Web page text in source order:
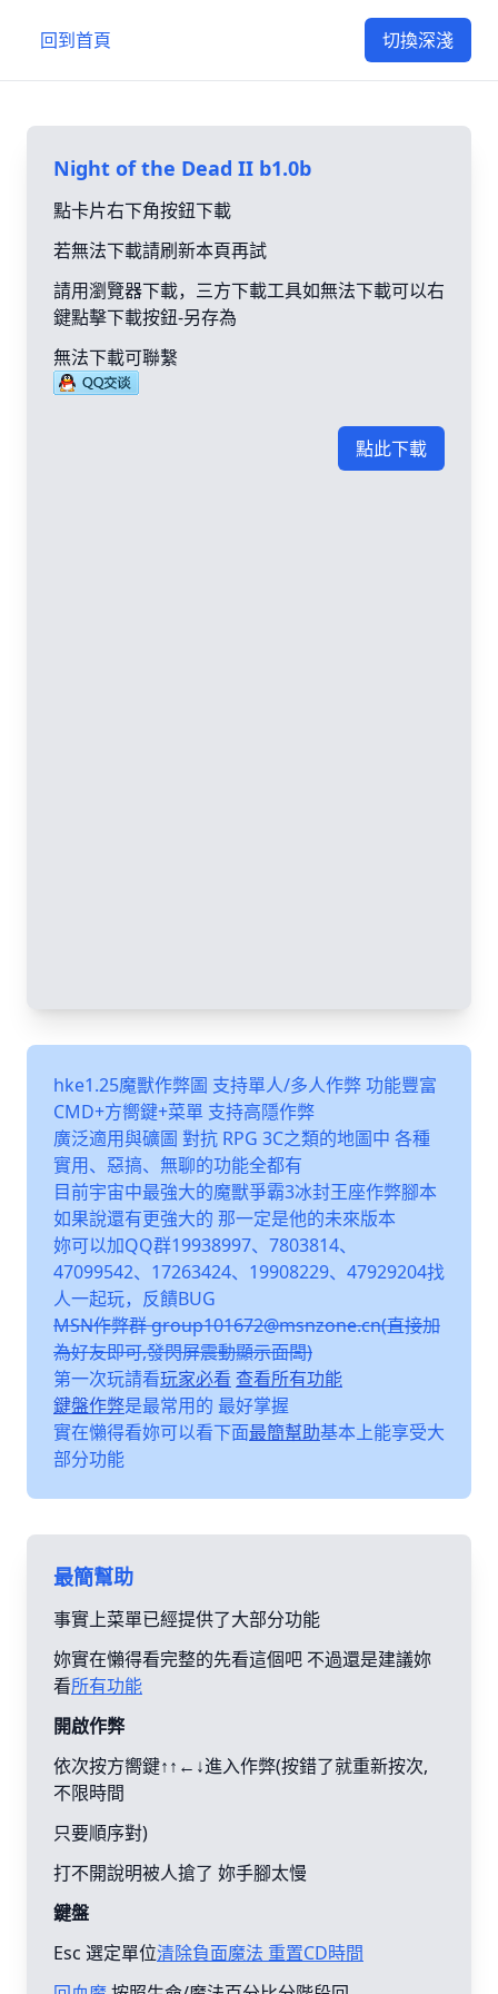
回到首頁 切換深淺
Night of the Dead II b1.0b
點卡片右下角按鈕下載
若無法下載請刷新本頁再試
請用瀏覽器下載，三方下載工具如無法下載可以右
鍵點擊下載按鈕-另存為
無法下載可聯繫
點此下載
hke1.25魔獸作弊圖 支持單人/多人作弊 功能豐富
CMD+方嚮鍵+菜單 支持高隱作弊
廣泛適用與礦圖 對抗 RPG 3C之類的地圖中 各種
實用、惡搞、無聊的功能全都有
目前宇宙中最強大的魔獸爭霸3冰封王座作弊腳本
如果說還有更強大的 那一定是他的未來版本
妳可以加QQ群19938997、7803814、
47099542、17263424、19908229、47929204找
人一起玩，反饋BUG
MSN作弊群 group101672@msnzone.cn(直接加
為好友即可,發閃屏震動顯示面闆)
第一次玩請看玩家必看 查看所有功能
鍵盤作弊是最常用的 最好掌握
實在懶得看妳可以看下面最簡幫助基本上能享受大
部分功能
最簡幫助
事實上菜單已經提供了大部分功能
妳實在懶得看完整的先看這個吧 不過還是建議妳
看所有功能
開啟作弊
依次按方嚮鍵↑↑←↓進入作弊(按錯了就重新按次,
不限時間
只要順序對)
打不開說明被人搶了 妳手腳太慢
鍵盤
Esc 選定單位清除負面魔法 重置CD時間